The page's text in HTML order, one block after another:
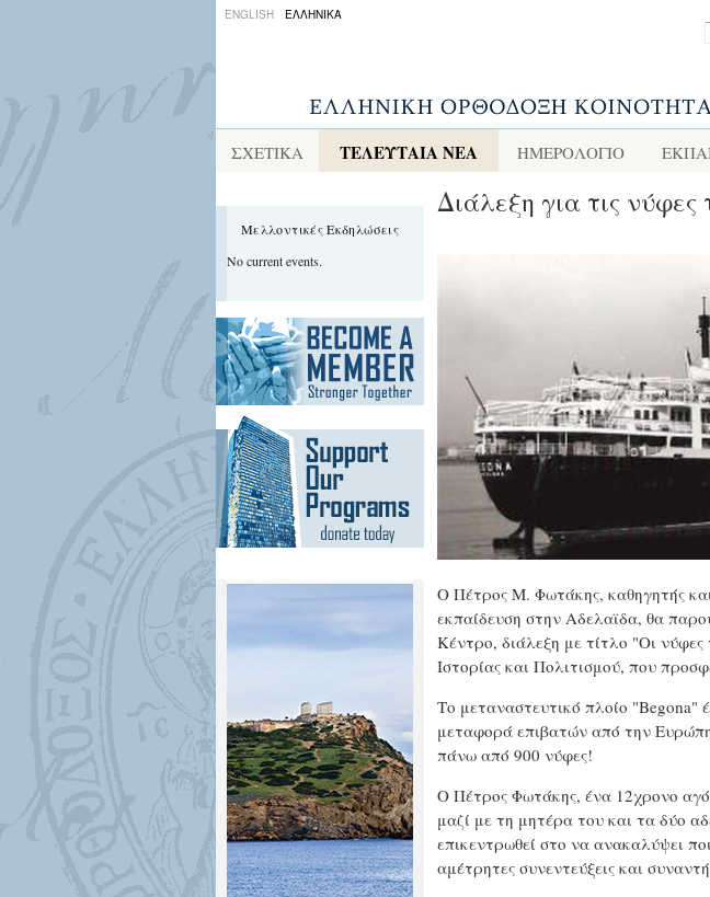
ENGLISH ΕΛΛΗΝΙΚΑ
ΣΧΕΤΙΚΑ ΤΕΛΕΥΤΑΙΑ ΝΕΑ ΗΜΕΡΟΛΟΓΙΟ
Μελλοντικές Εκδηλώσεις
No current events.
Διάλεξη για τις νύφες
Ο Πέτρος Μ. Φωτάκης, καθηγητής
εκπαίδευση στην Αδελαϊδα, θα
Κέντρο, διάλεξη με τίτλο "Οι νύφες
Ιστορίας και Πολιτισμού, που
Το μεταναστευτικό πλοίο "Begona"
μεταφορά επιβατών από την
πάνω από 900 νύφες!
Ο Πέτρος Φωτάκης, ένα 12χρονο
μαζί με τη μητέρα του και τα δύο
επικεντρωθεί στο να ανακαλύψει
αμέτρητες συνεντεύξεις και